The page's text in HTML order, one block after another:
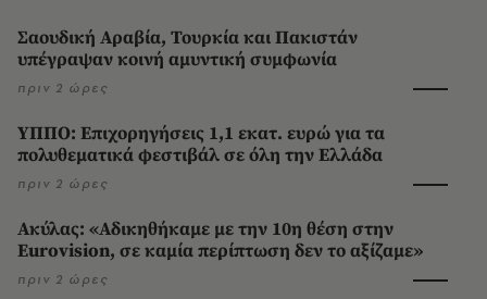
Σαουδική Αραβία, Τουρκία και Πακιστάν
υπέγραψαν κοινή αμυντική συμφωνία
πριν 2 ώρες
ΥΠΠΟ: Επιχορηγήσεις 1,1 εκατ. ευρώ για τα
πολυθεματικά φεστιβάλ σε όλη την Ελλάδα
πριν 2 ώρες
Ακύλας: «Αδικηθήκαμε με την 10η θέση στην
Eurovision, σε καμία περίπτωση δεν το αξίζαμε»
πριν 2 ώρες